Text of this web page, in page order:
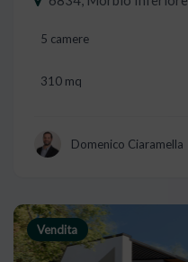
5 camere
310 mq
Domenico Ciaramella
Vendita